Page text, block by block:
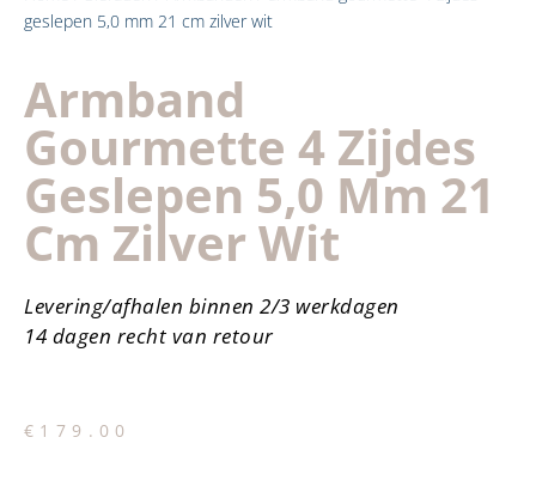
geslepen 5,0 mm 21 cm zilver wit
Armband
Gourmette 4 Zijdes
Geslepen 5,0 Mm 21
Cm Zilver Wit
Levering/afhalen binnen 2/3 werkdagen
14 dagen recht van retour
€ 179.00